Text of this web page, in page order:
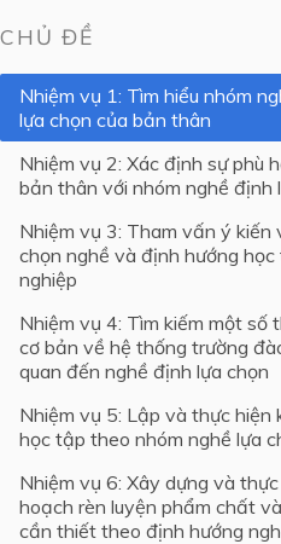
Lớp 9
Lớp 8
Lớp 7
Lớp 6
Lớp 4
Lớp 3
Lớp 2
Lớp 1
CHỦ ĐỀ
Nhiệm vụ 1: Tìm hiểu nhóm
lựa chọn của bản thân
Nhiệm vụ 2: Xác định sự phù
bản thân với nhóm nghề định
Nhiệm vụ 3: Tham vấn ý kiến
chọn nghề và định hướng
nghiệp
Nhiệm vụ 4: Tìm kiếm một số
cơ bản về hệ thống trường
quan đến nghề định lựa chọn
Nhiệm vụ 5: Lập và thực hiện
học tập theo nhóm nghề lựa
Nhiệm vụ 6: Xây dựng và
hoạch rèn luyện phẩm chất
cần thiết theo định hướng